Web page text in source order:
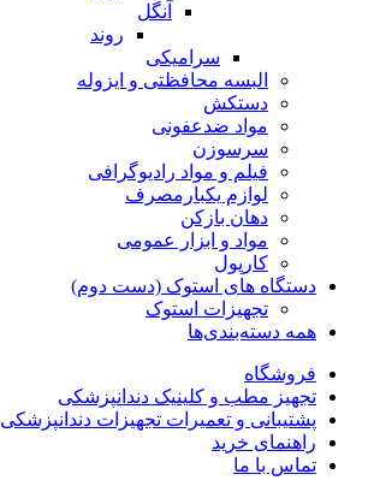
آنگل
روند
سرامیکی
البسه محافظتی و ایزوله
دستکش
مواد ضدعفونی
سرسوزن
فیلم و مواد رادیوگرافی
لوازم یکبارمصرف
دهان بازکن
مواد و ابزار عمومی
کارپول
دستگاه های استوک (دست دوم)
تجهیزات استوک
همه دسته‌بندی‌ها
فروشگاه
تجهیز مطب و کلینیک دندانپزشکی
پشتیبانی و تعمیرات تجهیزات دندانپزشکی
راهنمای خرید
تماس با ما